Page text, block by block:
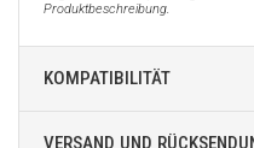
Produktbeschreibung.
KOMPATIBILITÄT
VERSAND UND